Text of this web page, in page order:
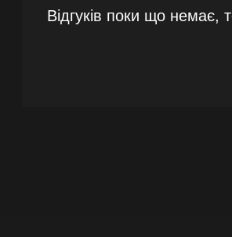
Відгуків поки що